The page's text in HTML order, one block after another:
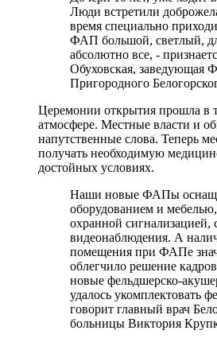
Люди встретили
время специально
ФАП большой, светлый,
абсолютно все, -
Обуховская, заведующая
Пригородного
Церемонии открытия прошла в
атмосфере. Местные власти и
напутственные слова. Теперь
получать необходимую
достойных условиях.
Наши новые ФАПы
оборудованием и
охранной сигнализацией,
видеонаблюдения. А
помещения при ФАПе
облегчило решение
новые фельдшерско-
удалось укомплектовать
говорит главный врач
больницы Виктория